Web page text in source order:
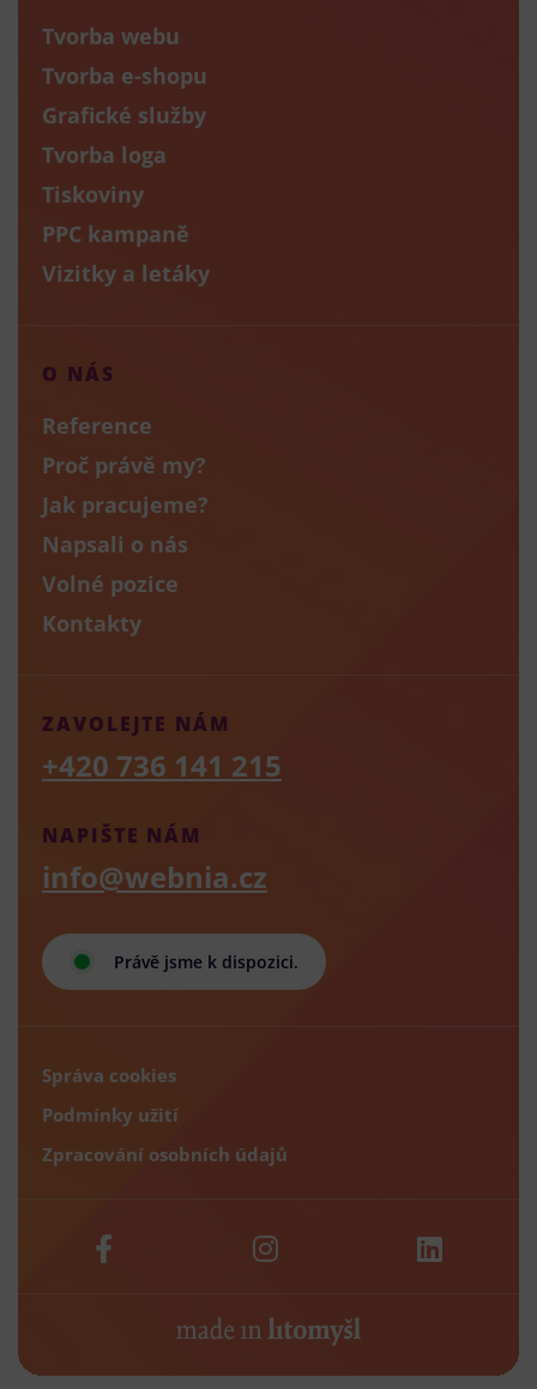
Tvorba webu
Tvorba e-shopu
Grafické služby
Tvorba loga
Tiskoviny
PPC kampaně
Vizitky a letáky
O NÁS
Reference
Proč právě my?
Jak pracujeme?
Napsali o nás
Volné pozice
Kontakty
Právě jsme k dispozici.
NAPIŠTE NÁM
info@webnia.cz
ZAVOLEJTE NÁM
+420 736 141 215
Správa cookies
Podmínky užití
Zpracování osobních údajů